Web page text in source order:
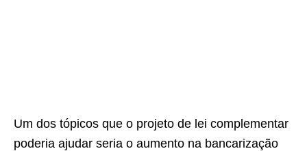
Um dos tópicos que o projeto de lei complementar
poderia ajudar seria o aumento na bancarização